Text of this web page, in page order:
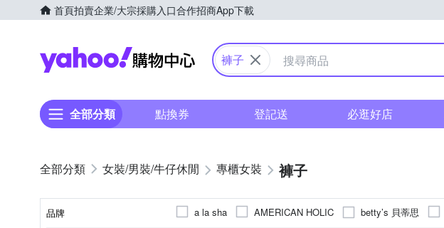
首頁拍賣企業/大宗採購入口合作招商App下載
Yahoo購物中心
褲子
全部分類 點換券 登記送 必逛好店
女裝/男裝/牛仔休閒 專櫃女裝 褲子
品牌 a la sha AMERICAN HOLIC betty’s 貝蒂思